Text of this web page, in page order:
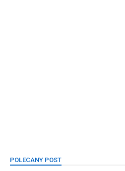
POLECANY POST